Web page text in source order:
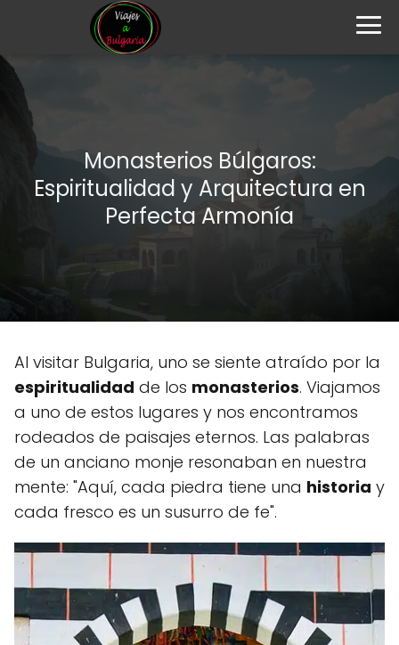
Monasterios Búlgaros:
Espiritualidad y Arquitectura en
Perfecta Armonía
Al visitar Bulgaria, uno se siente atraído por la
espiritualidad de los monasterios. Viajamos
a uno de estos lugares y nos encontramos
rodeados de paisajes eternos. Las palabras
de un anciano monje resonaban en nuestra
mente: "Aquí, cada piedra tiene una historia y
cada fresco es un susurro de fe".